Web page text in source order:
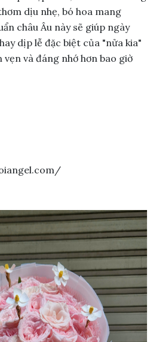
dịu nhẹ, bó hoa mang
châu Âu này sẽ giúp ngày
dịp lễ đặc biệt của "nửa kia"
và đáng nhớ hơn bao giờ